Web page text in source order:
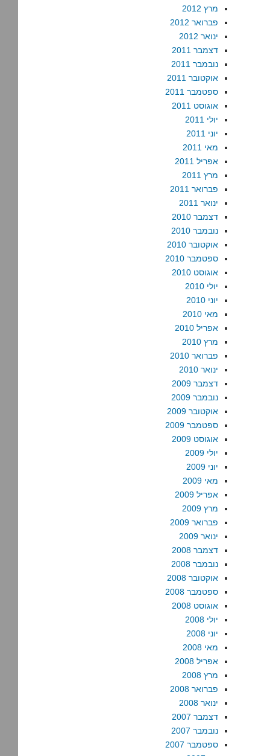
מרץ 2012
פברואר 2012
ינואר 2012
דצמבר 2011
נובמבר 2011
אוקטובר 2011
ספטמבר 2011
אוגוסט 2011
יולי 2011
יוני 2011
מאי 2011
אפריל 2011
מרץ 2011
פברואר 2011
ינואר 2011
דצמבר 2010
נובמבר 2010
אוקטובר 2010
ספטמבר 2010
אוגוסט 2010
יולי 2010
יוני 2010
מאי 2010
אפריל 2010
מרץ 2010
פברואר 2010
ינואר 2010
דצמבר 2009
נובמבר 2009
אוקטובר 2009
ספטמבר 2009
אוגוסט 2009
יולי 2009
יוני 2009
מאי 2009
אפריל 2009
מרץ 2009
פברואר 2009
ינואר 2009
דצמבר 2008
נובמבר 2008
אוקטובר 2008
ספטמבר 2008
אוגוסט 2008
יולי 2008
יוני 2008
מאי 2008
אפריל 2008
מרץ 2008
פברואר 2008
ינואר 2008
דצמבר 2007
נובמבר 2007
ספטמבר 2007